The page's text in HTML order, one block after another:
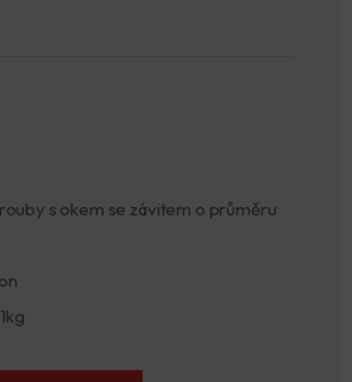
s okem se závitem o průměru